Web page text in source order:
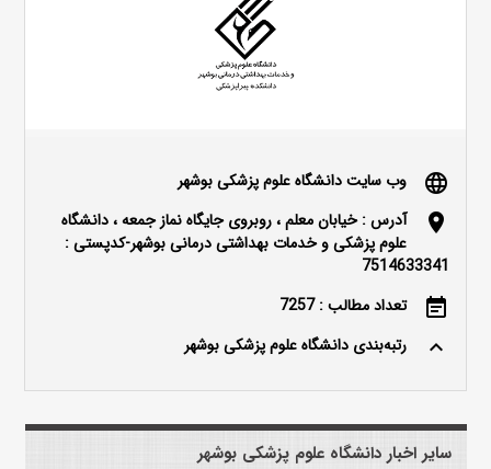
language وب سایت دانشگاه علوم پزشکی بوشهر
location_on
آدرس : خیابان معلم ، روبروی جایگاه نماز جمعه ، دانشگاه
علوم پزشکی و خدمات بهداشتی درمانی بوشهر-کدپستی :
7514633341
event_note تعداد مطالب : 7257
keyboard_arrow_up رتبه‌بندی دانشگاه علوم پزشکی بوشهر
سایر اخبار دانشگاه علوم پزشکی بوشهر